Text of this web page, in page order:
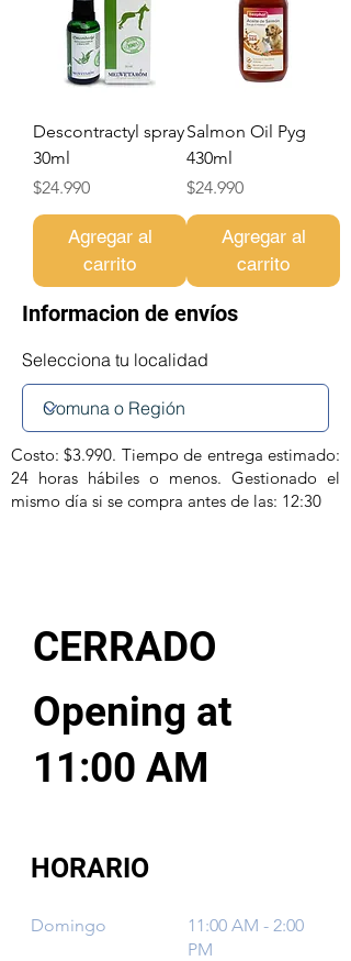
Descontractyl spray
30ml
Precio
$24.990
Agregar al
carrito
Salmon Oil Pyg
430ml
Precio
$24.990
Agregar al
carrito
Informacion de envíos
Selecciona tu localidad
Costo: $3.990. Tiempo de entrega estimado:
24 horas hábiles o menos. Gestionado el
mismo día si se compra antes de las: 12:30
CERRADO
Opening at
11:00 AM
HORARIO
Domingo
11:00 AM - 2:00
PM